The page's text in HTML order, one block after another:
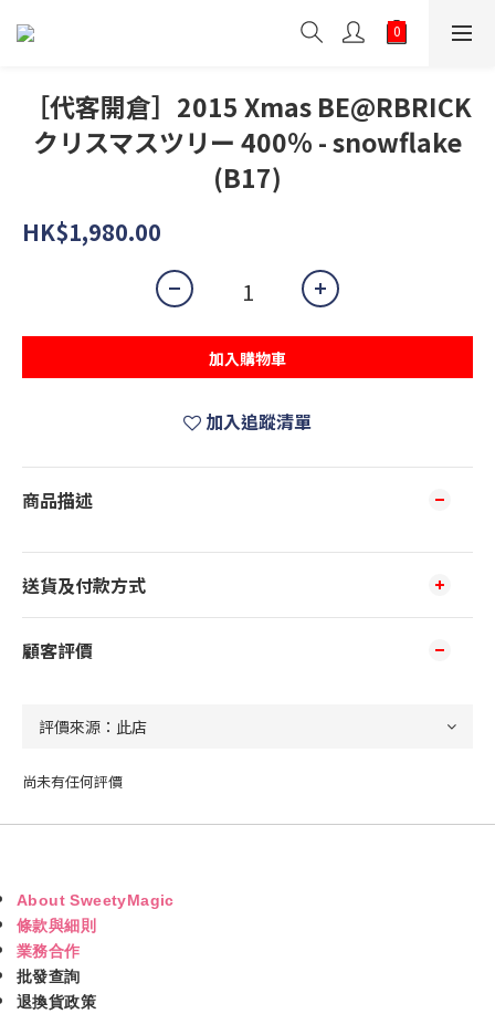
［代客開倉］2015 Xmas BE@RBRICK
クリスマスツリー 400％ - snowflake
(B17)
HK$1,980.00
加入購物車
加入追蹤清單
商品描述
送貨及付款方式
顧客評價
尚未有任何評價
About SweetyMagic
條款與細則
業務合作
批發查詢
退換貨政策